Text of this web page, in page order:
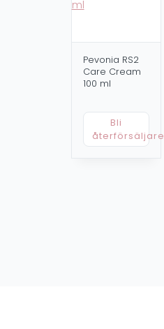
Pevonia RS2
Care Cream
100 ml
Bli
återförsäljare